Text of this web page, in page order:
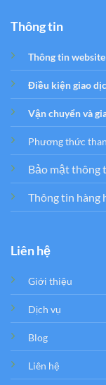
Thông tin
Thông tin website
Điều kiện giao
Vận chuyển và
Phương thức
Bảo mật thông
Thông tin hàng
Liên hệ
Giới thiệu
Dịch vụ
Blog
Liên hệ